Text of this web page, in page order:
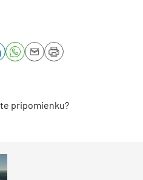
pripomienku?